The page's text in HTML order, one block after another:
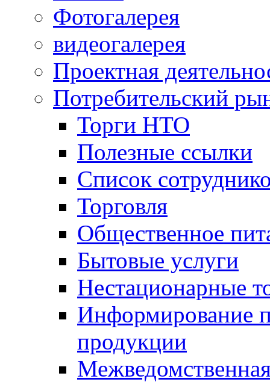
Фотогалерея
видеогалерея
Проектная
Потребительский
Торги НТО
Полезные ссылки
Список
Торговля
Общественное
Бытовые услуги
Нестационарные
Информирование
продукции